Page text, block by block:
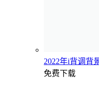
2022年i背调背
免费下载